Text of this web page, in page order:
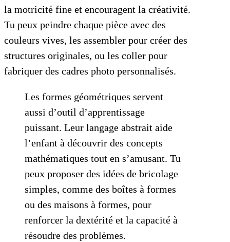
la motricité fine et encouragent la créativité.
Tu peux peindre chaque pièce avec des
couleurs vives, les assembler pour créer des
structures originales, ou les coller pour
fabriquer des cadres photo personnalisés.
Les formes géométriques servent
aussi d’outil d’apprentissage
puissant. Leur langage abstrait aide
l’enfant à découvrir des concepts
mathématiques tout en s’amusant. Tu
peux proposer des idées de bricolage
simples, comme des boîtes à formes
ou des maisons à formes, pour
renforcer la dextérité et la capacité à
résoudre des problèmes.